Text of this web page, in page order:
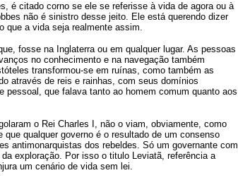
é citado corno se ele se referisse à vida de agora ou à
não é sinistro desse jeito. Ele está querendo dizer
que a vida seja realmente assim.
fosse na Inglaterra ou em qualquer lugar. As pessoas
no conhecimento e na navegação também
transformou-se em ruínas, como também as
através de reis e rainhas, com seus domínios
que falava tanto ao homem comum quanto aos
o Rei Charles I, não o viam, obviamente, como
qualquer governo é o resultado de um consenso
antimonarquistas dos rebeldes. Só um governante com
exploração. Por isso o titulo Leviatã, referência a
um cenário de vida sem lei.